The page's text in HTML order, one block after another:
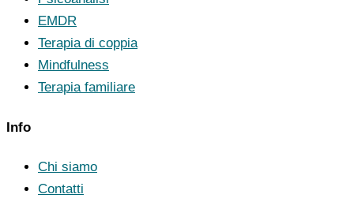
EMDR
Terapia di coppia
Mindfulness
Terapia familiare
Info
Chi siamo
Contatti